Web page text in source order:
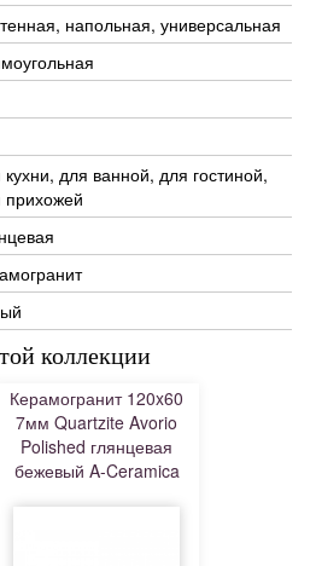
напольная, универсальная
кухни, для ванной, для гостиной,
прихожей
коллекции
Керамогранит 120x60
7мм Quartzite Avorio
Polished глянцевая
бежевый A-Ceramica